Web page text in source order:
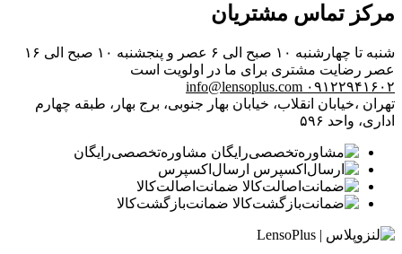
مرکز تماس مشتریان
شنبه تا چهارشنبه ۱۰ صبح الی ۶ عصر و پنجشنبه ۱۰ صبح الی ۱۶
عصر رضایت مشتری برای ما در اولویت است
۰۹۱۲۲۹۴۱۶۰۲ info@lensoplus.com
تهران ،خیابان انقلاب، خیابان بهار جنوبی، برج بهار، طبقه چهارم
اداری، واحد ۵۹۶
مشاوره‌تخصصی‌رایگان
ارسال‌اکسپرس
ضمانت‌اصالت‌کالا
ضمانت‌بازگشت‌کالا